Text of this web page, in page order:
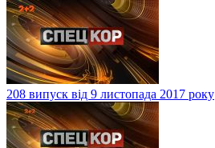
208 випуск від 9 листопада 2017 року